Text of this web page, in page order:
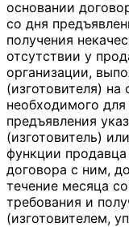
основании
со дня
получения
отсутствии у
организации,
(изготовителя)
необходимого
предъявления
(изготовитель)
функции продавца
договора с ним,
течение месяца
требования и
(изготовителем,